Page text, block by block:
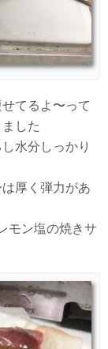
てるよ〜って
した
水分しっかり
厚く弾力があ
モン塩の焼きサ